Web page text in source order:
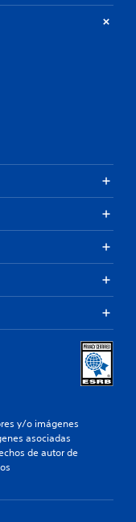
y/o imágenes
asociadas
de autor de